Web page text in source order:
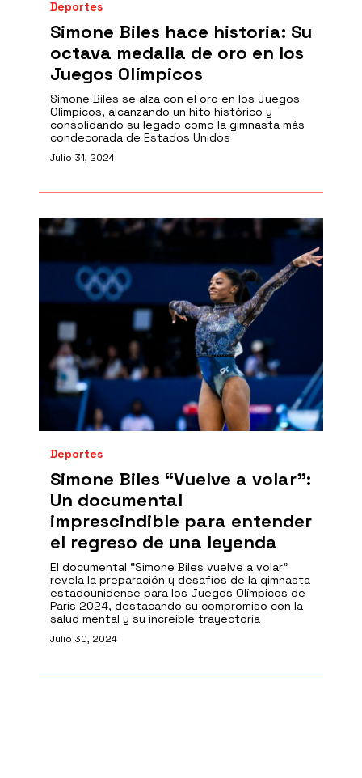
Deportes
Simone Biles hace historia: Su
octava medalla de oro en los
Juegos Olímpicos
Simone Biles se alza con el oro en los Juegos
Olímpicos, alcanzando un hito histórico y
consolidando su legado como la gimnasta más
condecorada de Estados Unidos
Julio 31, 2024
Deportes
Simone Biles “Vuelve a volar":
Un documental
imprescindible para entender
el regreso de una leyenda
El documental “Simone Biles vuelve a volar”
revela la preparación y desafíos de la gimnasta
estadounidense para los Juegos Olímpicos de
París 2024, destacando su compromiso con la
salud mental y su increíble trayectoria
Julio 30, 2024